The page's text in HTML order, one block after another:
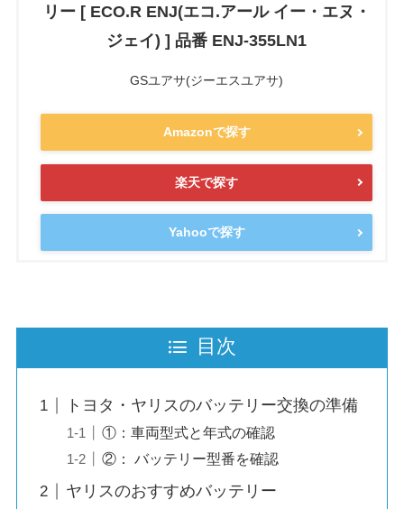
リー [ ECO.R ENJ(エコ.アール イー・エヌ・
ジェイ) ] 品番 ENJ-355LN1
GSユアサ(ジーエスユアサ)
Amazonで探す
楽天で探す
Yahooで探す
目次
トヨタ・ヤリスのバッテリー交換の準備
①：車両型式と年式の確認
②： バッテリー型番を確認
ヤリスのおすすめバッテリー